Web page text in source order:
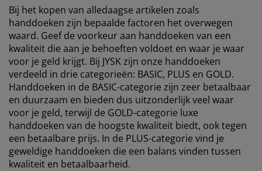
Bij het kopen van alledaagse artikelen zoals
handdoeken zijn bepaalde factoren het overwegen
waard. Geef de voorkeur aan handdoeken van een
kwaliteit die aan je behoeften voldoet en waar je waar
voor je geld krijgt. Bij JYSK zijn onze handdoeken
verdeeld in drie categorieën: BASIC, PLUS en GOLD.
Handdoeken in de BASIC-categorie zijn zeer betaalbaar
en duurzaam en bieden dus uitzonderlijk veel waar
voor je geld, terwijl de GOLD-categorie luxe
handdoeken van de hoogste kwaliteit biedt, ook tegen
een betaalbare prijs. In de PLUS-categorie vind je
geweldige handdoeken die een balans vinden tussen
kwaliteit en betaalbaarheid.